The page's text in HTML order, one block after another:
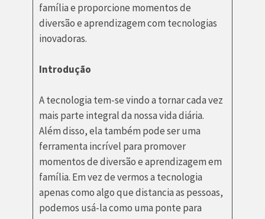
família e proporcione momentos de
diversão e aprendizagem com tecnologias
inovadoras.
Introdução
A tecnologia tem-se vindo a tornar cada vez
mais parte integral da nossa vida diária.
Além disso, ela também pode ser uma
ferramenta incrível para promover
momentos de diversão e aprendizagem em
família. Em vez de vermos a tecnologia
apenas como algo que distancia as pessoas,
podemos usá-la como uma ponte para